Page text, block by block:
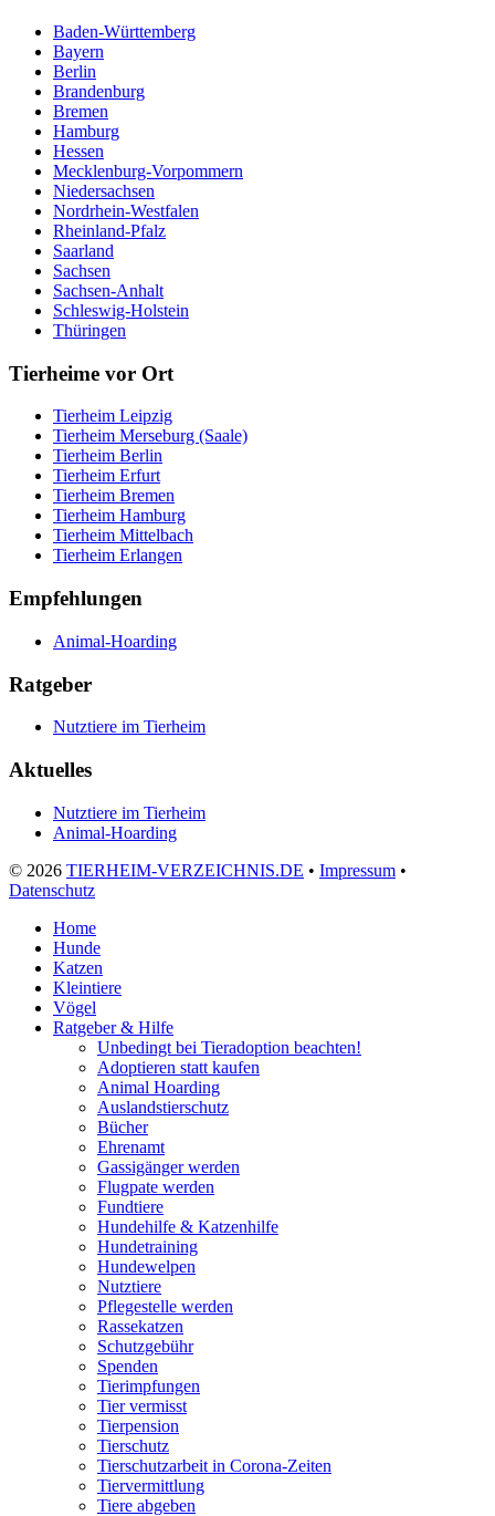
Baden-Württemberg
Bayern
Berlin
Brandenburg
Bremen
Hamburg
Hessen
Mecklenburg-Vorpommern
Niedersachsen
Nordrhein-Westfalen
Rheinland-Pfalz
Saarland
Sachsen
Sachsen-Anhalt
Schleswig-Holstein
Thüringen
Tierheime vor Ort
Tierheim Leipzig
Tierheim Merseburg (Saale)
Tierheim Berlin
Tierheim Erfurt
Tierheim Bremen
Tierheim Hamburg
Tierheim Mittelbach
Tierheim Erlangen
Empfehlungen
Animal-Hoarding
Ratgeber
Nutztiere im Tierheim
Aktuelles
Nutztiere im Tierheim
Animal-Hoarding
© 2026 TIERHEIM-VERZEICHNIS.DE • Impressum •
Datenschutz
Home
Hunde
Katzen
Kleintiere
Vögel
Ratgeber & Hilfe
Unbedingt bei Tieradoption beachten!
Adoptieren statt kaufen
Animal Hoarding
Auslandstierschutz
Bücher
Ehrenamt
Gassigänger werden
Flugpate werden
Fundtiere
Hundehilfe & Katzenhilfe
Hundetraining
Hundewelpen
Nutztiere
Pflegestelle werden
Rassekatzen
Schutzgebühr
Spenden
Tierimpfungen
Tier vermisst
Tierpension
Tierschutz
Tierschutzarbeit in Corona-Zeiten
Tiervermittlung
Tiere abgeben